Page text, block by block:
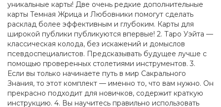
уникальные карты! Две очень редкие дополнительные
карты Темная Жрица и Любовники помогут сделать
расклад более эффективным и глубоким. Карты для
широкой публики публикуются впервые! 2. Таро Уэйта —
классическая колода, без искажений и домыслов
псевдоспециалистов. Предсказывать будущее лучше с
помощью проверенных столетиями инструментов. 3.
Если вы только начинаете путь в мир Сакрального
Знания, то этот комплект — именно то, что вам нужно. Он
прекрасно подходит для новичков, содержит краткую
инструкцию. 4. Вы научитесь правильно использовать